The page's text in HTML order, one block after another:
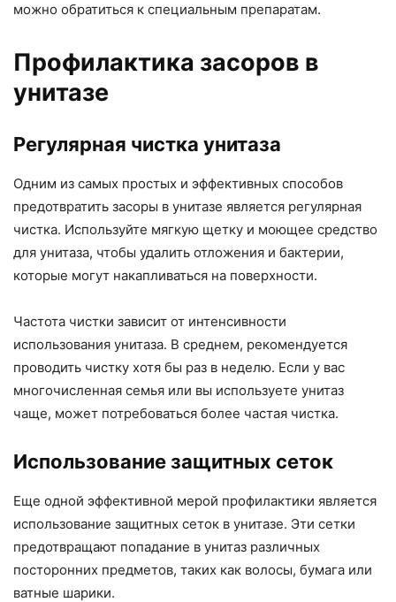
можно обратиться к специальным препаратам.
Профилактика засоров в
унитазе
Регулярная чистка унитаза
Одним из самых простых и эффективных способов
предотвратить засоры в унитазе является регулярная
чистка. Используйте мягкую щетку и моющее средство
для унитаза, чтобы удалить отложения и бактерии,
которые могут накапливаться на поверхности.
Частота чистки зависит от интенсивности
использования унитаза. В среднем, рекомендуется
проводить чистку хотя бы раз в неделю. Если у вас
многочисленная семья или вы используете унитаз
чаще, может потребоваться более частая чистка.
Использование защитных сеток
Еще одной эффективной мерой профилактики является
использование защитных сеток в унитазе. Эти сетки
предотвращают попадание в унитаз различных
посторонних предметов, таких как волосы, бумага или
ватные шарики.